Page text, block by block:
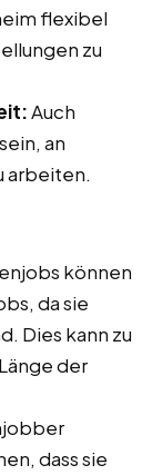
flexibel
zu
Auch
an
arbeiten.
können
da sie
Dies kann zu
der
dass sie